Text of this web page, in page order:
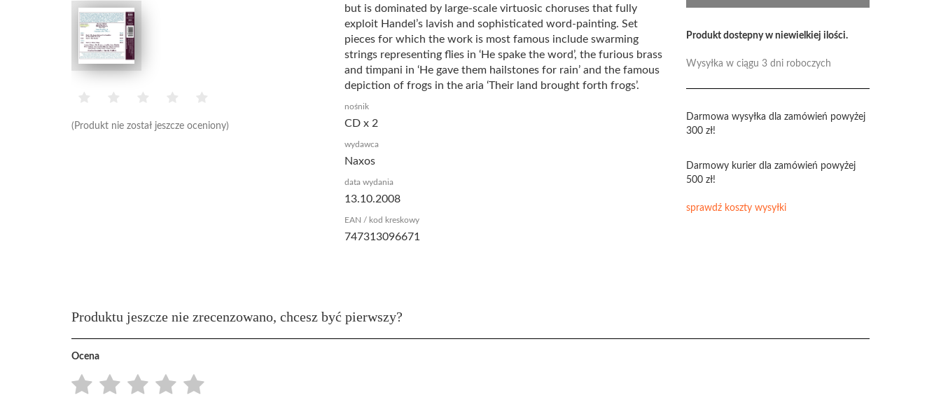
(Produkt nie został jeszcze oceniony)
but is dominated by large-scale virtuosic choruses that fully
exploit Handel’s lavish and sophisticated word-painting. Set
pieces for which the work is most famous include swarming
strings representing flies in ‘He spake the word’, the furious brass
and timpani in ‘He gave them hailstones for rain’ and the famous
depiction of frogs in the aria ‘Their land brought forth frogs’.
nośnik
CD x 2
wydawca
Naxos
data wydania
13.10.2008
EAN / kod kreskowy
747313096671
Produkt dostepny w niewielkiej ilości.
Wysyłka w ciągu 3 dni roboczych
Darmowa wysyłka dla zamówień powyżej
300 zł!
Darmowy kurier dla zamówień powyżej
500 zł!
sprawdź koszty wysyłki
Produktu jeszcze nie zrecenzowano, chcesz być pierwszy?
Ocena